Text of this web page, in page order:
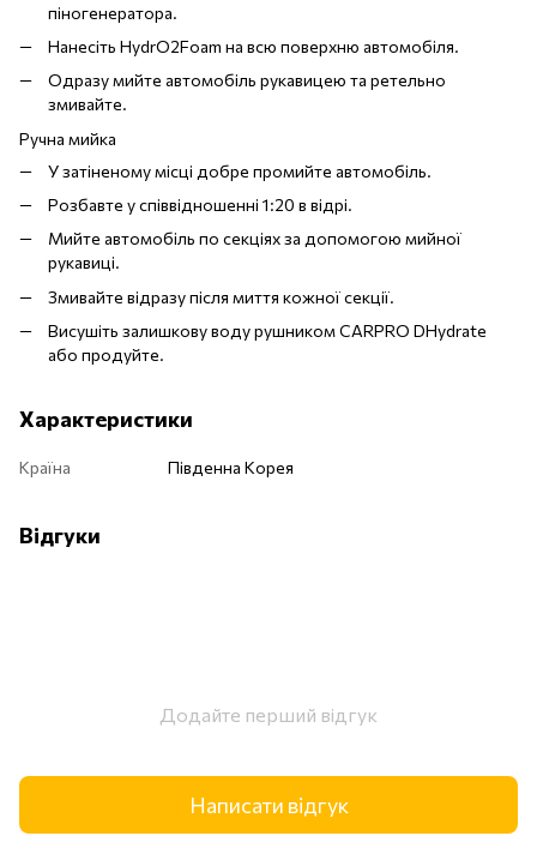
піногенератора.
Нанесіть HydrO2Foam на всю поверхню автомобіля.
Одразу мийте автомобіль рукавицею та ретельно
змивайте.
Ручна мийка
У затіненому місці добре промийте автомобіль.
Розбавте у співвідношенні 1:20 в відрі.
Мийте автомобіль по секціях за допомогою мийної
рукавиці.
Змивайте відразу після миття кожної секції.
Висушіть залишкову воду рушником CARPRO DHydrate
або продуйте.
Характеристики
Країна Південна Корея
Відгуки
Додайте перший відгук
Написати відгук